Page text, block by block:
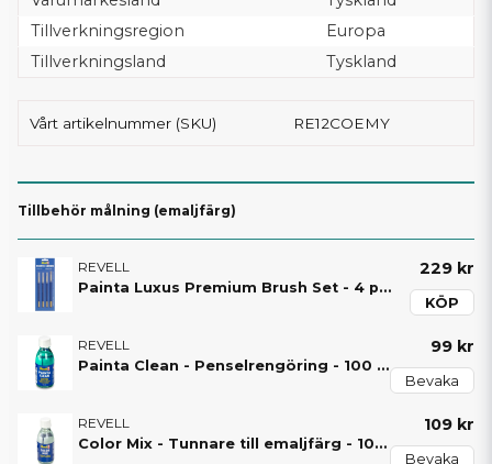
Tillverkningsregion
Europa
Tillverkningsland
Tyskland
Vårt artikelnummer (SKU) RE12COEMY
Tillbehör målning (emaljfärg)
REVELL
Painta Luxus Premium Brush Set - 4 penslar - 39629 - Revell
229 kr
KÖP
REVELL
Painta Clean - Penselrengöring - 100 ml - 39614 - Revell
99 kr
Bevaka
REVELL
Color Mix - Tunnare till emaljfärg - 100 ml - 39612 - Revell
109 kr
Bevaka